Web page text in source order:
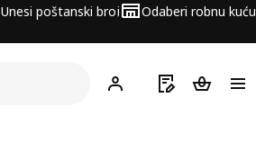
Unesi poštanski broj Odaberi robnu kuću
Hej! Prijavi se
Popis zaKošarica